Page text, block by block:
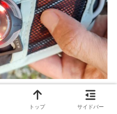
途ではありませんが、
トップ サイドバー